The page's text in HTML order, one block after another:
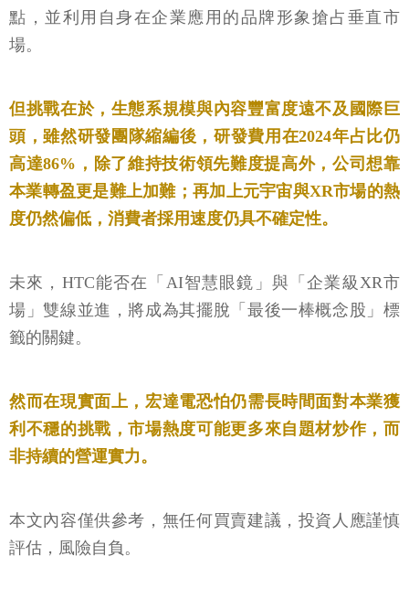
點，並利用自身在企業應用的品牌形象搶占垂直市
場。
但挑戰在於，生態系規模與內容豐富度遠不及國際巨
頭，雖然研發團隊縮編後，研發費用在2024年占比仍
高達86%，除了維持技術領先難度提高外，公司想靠
本業轉盈更是難上加難；再加上元宇宙與XR市場的熱
度仍然偏低，消費者採用速度仍具不確定性。
未來，HTC能否在「AI智慧眼鏡」與「企業級XR市
場」雙線並進，將成為其擺脫「最後一棒概念股」標
籤的關鍵。
然而在現實面上，宏達電恐怕仍需長時間面對本業獲
利不穩的挑戰，市場熱度可能更多來自題材炒作，而
非持續的營運實力。
本文內容僅供參考，無任何買賣建議，投資人應謹慎
評估，風險自負。